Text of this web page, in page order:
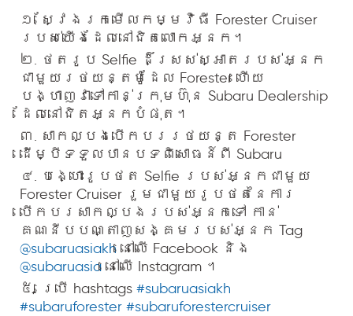
១. ស្វែងរកមើលកម្មវិធី Forester Cruiser
របស់យើងដែលនៅជិតលោកអ្នក។
២. ថតរូប Selfie ដ៏ស្រស់ស្អាតរបស់អ្នក
ជាមួយរថយន្តម៉ូដែល Forester ហើយ
បង្ហាញវាទៅកាន់ក្រុមហ៊ុន Subaru Dealership
ដែលនៅជិតអ្នកបំផុត។
៣. សាកល្បងបើកបររថយន្ត Forester
ដើម្បីទទួលបានបទពិសោធន៍ពី Subaru
៤. បង្ហោះរូបថត Selfie របស់អ្នកជាមួយ
Forester Cruiser រួមជាមួយរូបថតនៃការ
បើកបរសាកល្បងរបស់អ្នកទៅ កាន់
គណនីបបណ្តាញសង្គមរបស់អ្នក Tag
@subaruasiakh នៅលើ Facebook និង
@subaruasia នៅលើ Instagram ។
៥. ប្រើ hashtags #subaruasiakh
#subaruforester #subaruforestercruiser